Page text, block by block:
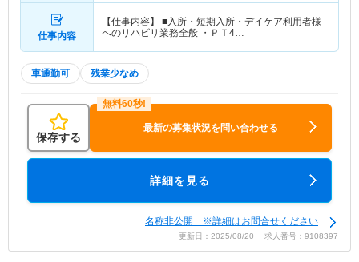
仕事内容
【仕事内容】 ■入所・短期入所・デイケア利用者様
へのリハビリ業務全般 ・ＰＴ4…
車通勤可 残業少なめ
保存する
最新の募集状況を問い合わせる
詳細を見る
名称非公開 ※詳細はお問合せください
更新日：2025/08/20 求人番号：9108397